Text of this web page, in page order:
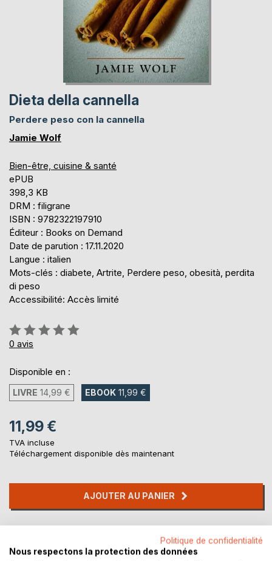
Dieta della cannella
Perdere peso con la cannella
Jamie Wolf
Bien-être, cuisine & santé
ePUB
398,3 KB
DRM : filigrane
ISBN : 9782322197910
Éditeur : Books on Demand
Date de parution : 17.11.2020
Langue : italien
Mots-clés : diabete, Artrite, Perdere peso, obesità, perdita
di peso
Accessibilité: Accès limité
Évaluation:
0%
0 avis
Disponible en :
LIVRE 14,99 € EBOOK 11,99 €
11,99 €
TVA incluse
Téléchargement disponible dès maintenant
AJOUTER AU PANIER
Politique de confidentialité
Nous respectons la protection des données